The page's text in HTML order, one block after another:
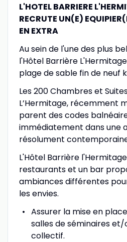
L'HOTEL BARRIERE
RECRUTE UN(E)
EN EXTRA
Au sein de l'une des plus
l'Hôtel Barrière
plage de sable fin de neuf
Les 200 Chambres et
L’Hermitage, récemment
parent des codes
immédiatement dans une
résolument
L'Hôtel Barrière
restaurants et un bar
ambiances différentes
les envies.
Assurer la mise en
salles de séminaires
collectif.